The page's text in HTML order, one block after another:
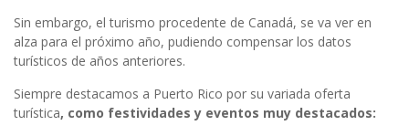
Sin embargo, el turismo procedente de Canadá, se va ver en
alza para el próximo año, pudiendo compensar los datos
turísticos de años anteriores.
Siempre destacamos a Puerto Rico por su variada oferta
turística, como festividades y eventos muy destacados: